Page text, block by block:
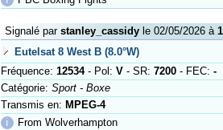
Signalé par stanley_cassidyle 02/05/2026 à
Eutelsat 8 West B (8.0°W)
Fréquence: 12534- Pol: V- SR: 7200- FEC: -
Catégorie: Sport - Boxe
Transmis en: MPEG-4
ℹ
From Wolverhampton